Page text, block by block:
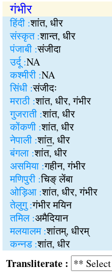
गंभीर
हिंदी :शांत, धीर
संस्कृत :शान्त, धीर
पंजाबी :संजीदा
उर्दू :NA
कश्मीरी :NA
सिंधी :संजीदः
मराठी :शांत, धीर, गंभीर
गुजराती :शांत, धीर
कोंकणी :शांत, धीर
नेपाली :शांत॒, धीर
बंगला :शांत, धीर
असमिया :गहीन, गंभीर
मणिपुरी :चिङ् लेंबा
ओड़िआ :शांत, धीर, गंभीर
तेलुगु :गंभीर मयिन
तमिल :अमैदियान
मलयालम :शांतम्, धीरम्
कन्नड :शांत, धीर
: